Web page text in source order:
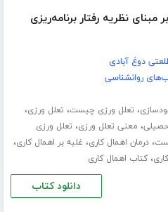
مبنای نظریه رفتار برنامه‌ریزی
دوغ آبادی
روانشناسی
، تعلل ورزی چیست، تعلل ورزی،
، معنی تعلل ورزی، تعلل ورزی
،درمان اهمال کاری، غلبه بر اهمال کاری،
،کتاب اهمال کاری
دانلود کتاب